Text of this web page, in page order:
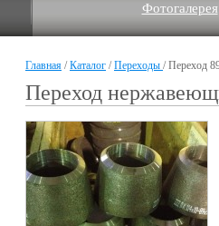
Фотогалерея
Главная /Каталог /Переходы / Переход
Переход